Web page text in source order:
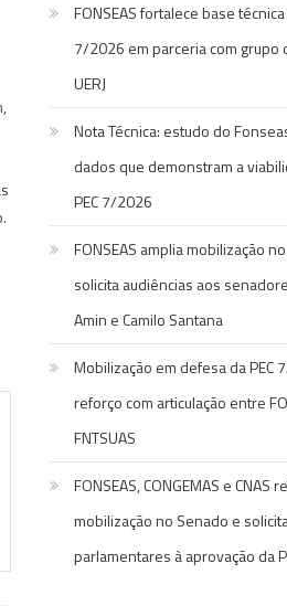
FONSEAS fortalece base técnica
7/2026 em parceria com grupo
UERJ
Nota Técnica: estudo do
dados que demonstram a
PEC 7/2026
FONSEAS amplia mobilização
solicita audiências aos
Amin e Camilo Santana
Mobilização em defesa da PEC
reforço com articulação entre
FNTSUAS
FONSEAS, CONGEMAS e CNAS
mobilização no Senado e
parlamentares à aprovação da